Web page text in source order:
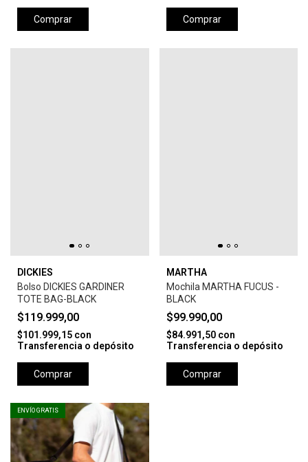
Comprar Comprar
DICKIES
Bolso DICKIES GARDINER
TOTE BAG-BLACK
$119.999,00
$101.999,15 con
Transferencia o depósito
Comprar
MARTHA
Mochila MARTHA FUCUS -
BLACK
$99.990,00
$84.991,50 con
Transferencia o depósito
Comprar
ENVÍO GRATIS